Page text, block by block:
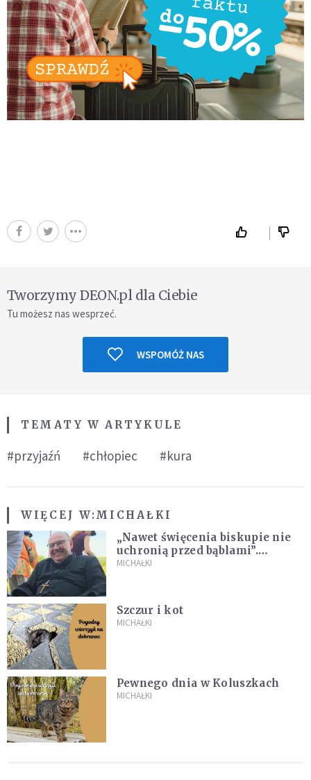
Tworzymy DEON.pl dla Ciebie
Tu możesz nas wesprzeć.
WSPOMÓŻ NAS
TEMATY W ARTYKULE
#przyjaźń #chłopiec #kura
WIĘCEJ W: MICHAŁKI
„Nawet święcenia biskupie nie
uchronią przed bąblami”.
Archidiecezja pokazała
MICHAŁKI
Szczur i kot
MICHAŁKI
Pewnego dnia w Koluszkach
MICHAŁKI